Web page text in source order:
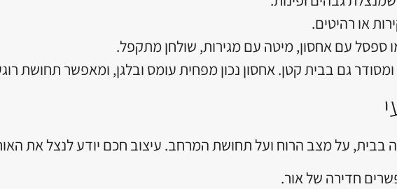
או רהיטים.
ספסל עם אחסון, מיטה עם מגירות, שולחן מתקפל.
גם בבית קטן. אחסון נכון מפחית עומס ובלגן, ומאפשר תחושת
בבית, על מצב הרוח ועל תחושת המרחב. עיצוב חכם יודע לנצל את
חדירה של אור.